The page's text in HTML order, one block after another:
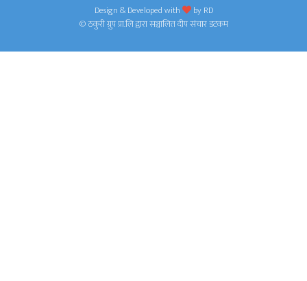
Design & Developed with byRD
© ठकुरी ग्रुप प्रा.लि द्वारा सञ्चालित दीप संचार डटकम